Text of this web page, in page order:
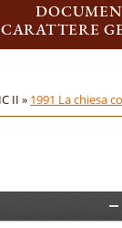
CARATTERE
II » 1991 La chiesa
Z